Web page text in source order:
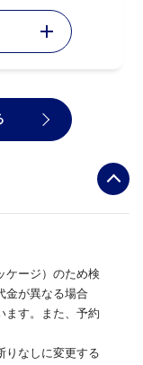
ケージ）のため検
金が異なる場合
ます。また、予約
りなしに変更する